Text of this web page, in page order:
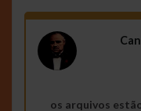
os arquivos